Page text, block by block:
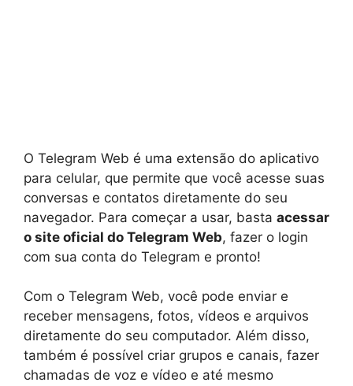
O Telegram Web é uma extensão do aplicativo
para celular, que permite que você acesse suas
conversas e contatos diretamente do seu
navegador. Para começar a usar, basta acessar
o site oficial do Telegram Web, fazer o login
com sua conta do Telegram e pronto!
Com o Telegram Web, você pode enviar e
receber mensagens, fotos, vídeos e arquivos
diretamente do seu computador. Além disso,
também é possível criar grupos e canais, fazer
chamadas de voz e vídeo e até mesmo